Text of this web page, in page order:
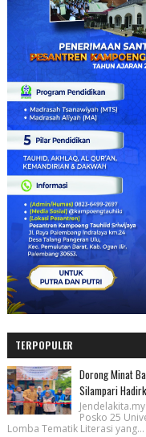
TERPOPULER
Dorong Minat
Silampari
Posko 25
Lomba Tematik Literasi yang...